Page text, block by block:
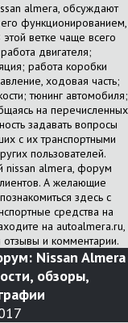
almera, обсуждают
функционированием,
ветке чаще всего
двигателя;
работа коробки
ходовая часть;
тюнинг автомобиля;
на перечисленных
задавать вопросы
с их транспортными
пользователей.
nissan almera, форум
А желающие
здесь с
средства на
на autoalmera.ru,
отзывы и комментарии.
Nissan Almera
обзоры,